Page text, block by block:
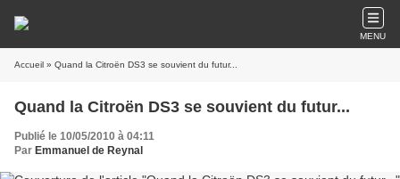
MENU
Accueil » Quand la Citroën DS3 se souvient du futur...
Quand la Citroën DS3 se souvient du futur...
Publié le 10/05/2010 à 04:11
Par Emmanuel de Reynal